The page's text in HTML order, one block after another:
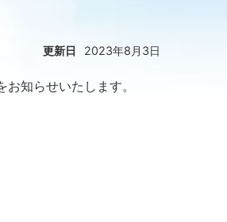
更新日 2023年8月3日
知らせいたします。